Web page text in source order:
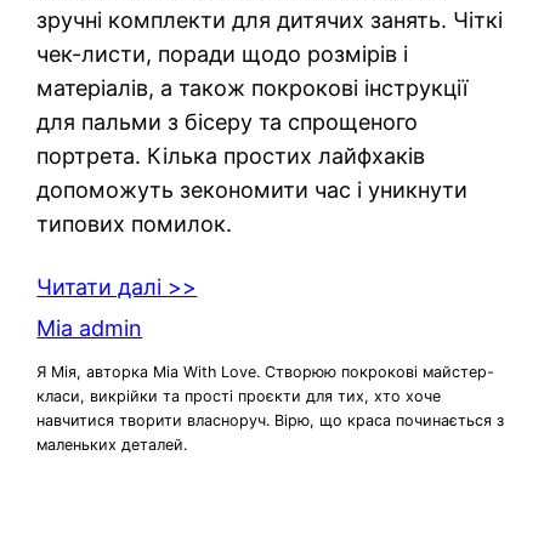
зручні комплекти для дитячих занять. Чіткі
чек-листи, поради щодо розмірів і
матеріалів, а також покрокові інструкції
для пальми з бісеру та спрощеного
портрета. Кілька простих лайфхаків
допоможуть зекономити час і уникнути
типових помилок.
Читати далі >>
Mia admin
Я Мія, авторка Mia With Love. Створюю покрокові майстер-
класи, викрійки та прості проєкти для тих, хто хоче
навчитися творити власноруч. Вірю, що краса починається з
маленьких деталей.